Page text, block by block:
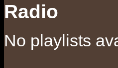
Radio
No playlists